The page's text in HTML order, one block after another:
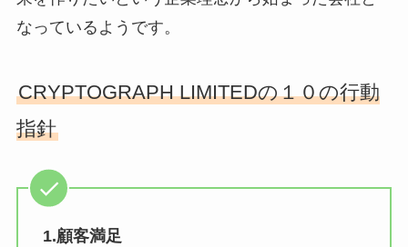
なっているようです。
CRYPTOGRAPH LIMITEDの１０の行動
指針
1.顧客満足